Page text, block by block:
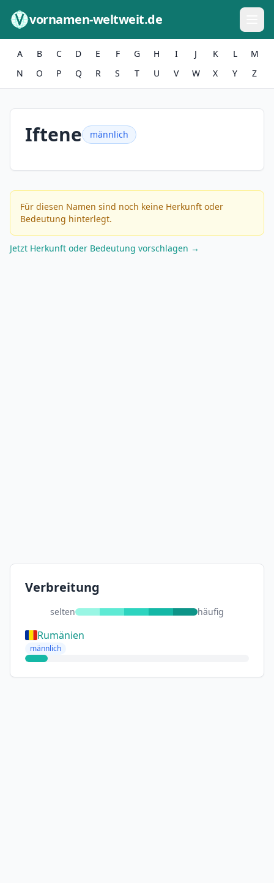
vornamen-weltweit.de
A B C D E F G H I J K L
M
N
O P Q R S T U V W X Y Z
Iftene männlich
Für diesen Namen sind noch keine Herkunft oder
Bedeutung hinterlegt.
Jetzt Herkunft oder Bedeutung vorschlagen →
Verbreitung
selten häufig
Rumänien
männlich